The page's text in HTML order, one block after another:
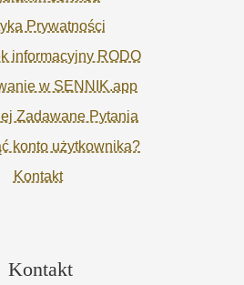
Prywatności
informacyjny RODO
w SENNIK.app
Zadawane Pytania
konto użytkownika?
Kontakt
Kontakt